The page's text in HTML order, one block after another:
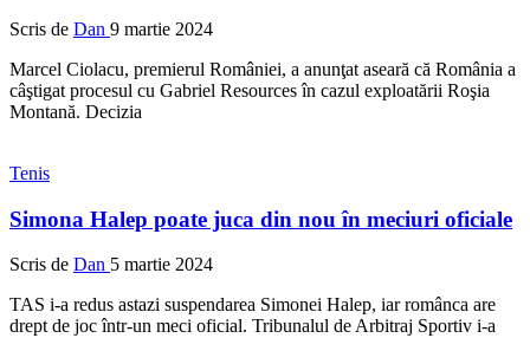
Scris de Dan 9 martie 2024
Marcel Ciolacu, premierul României, a anunţat aseară că România a
câştigat procesul cu Gabriel Resources în cazul exploatării Roşia
Montană. Decizia
Tenis
Simona Halep poate juca din nou în meciuri oficiale
Scris de Dan 5 martie 2024
TAS i-a redus astazi suspendarea Simonei Halep, iar românca are
drept de joc într-un meci oficial. Tribunalul de Arbitraj Sportiv i-a